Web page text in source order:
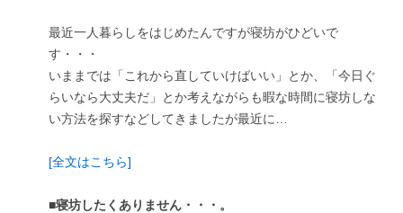
最近一人暮らしをはじめたんですが寝坊がひどいで
す・・・
いままでは「これから直していけばいい」とか、「今日ぐ
らいなら大丈夫だ」とか考えながらも暇な時間に寝坊しな
い方法を探すなどしてきましたが最近に…
[全文はこちら]
■寝坊したくありません・・・。